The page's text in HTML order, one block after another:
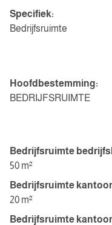
Specifiek:
Bedrijfsruimte
Hoofdbestemming:
BEDRIJFSRUIMTE
Bedrijfsruimte
50 m²
Bedrijfsruimte
20 m²
Bedrijfsruimte